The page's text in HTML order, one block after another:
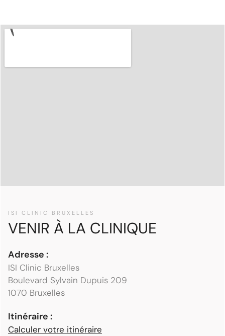
ISI CLINIC BRUXELLES
VENIR À LA CLINIQUE
Adresse :
ISI Clinic Bruxelles
Boulevard Sylvain Dupuis 209
1070 Bruxelles
Itinéraire :
Calculer votre itinéraire